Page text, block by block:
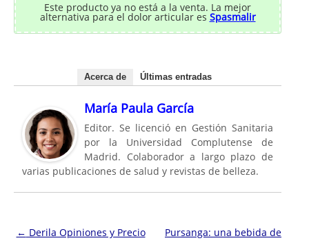
Este producto ya no está a la venta. La mejor
alternativa para el dolor articular es Spasmalir
Acerca de Últimas entradas
María Paula García
Editor. Se licenció en Gestión Sanitaria
por la Universidad Complutense de
Madrid. Colaborador a largo plazo de
varias publicaciones de salud y revistas de belleza.
Navegación de entradas
← Derila Opiniones y Precio
Pursanga: una bebida de